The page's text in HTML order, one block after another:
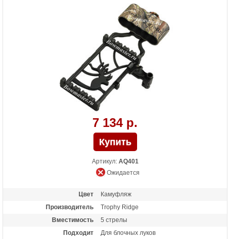
7 134 р.
Артикул: AQ401
Ожидается
Цвет
Камуфляж
Производитель
Trophy Ridge
Вместимость
5 стрелы
Подходит
Для блочных луков